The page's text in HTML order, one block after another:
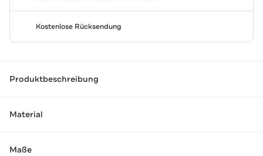
Kostenlose Rücksendung
Produktbeschreibung
Material
Maße